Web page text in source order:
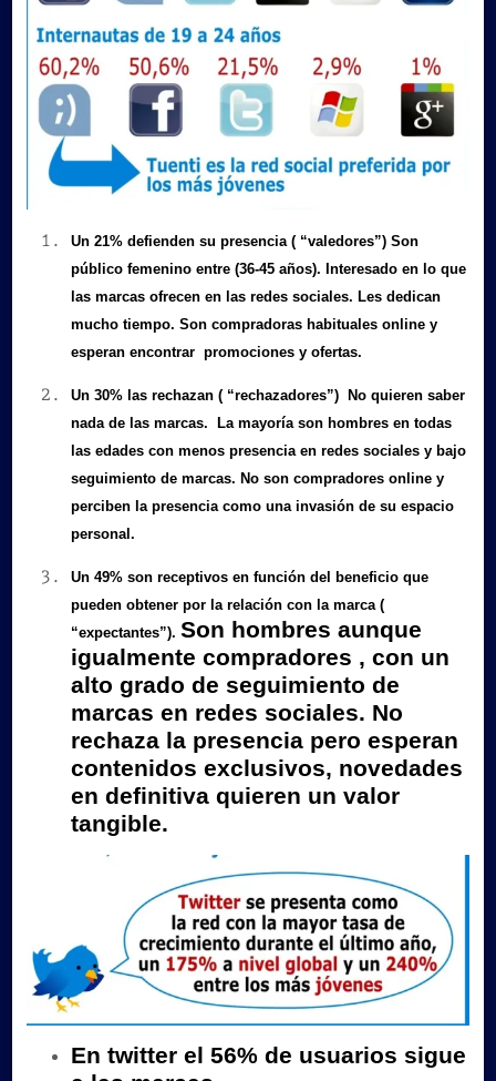
Un 21% defienden su presencia( “valedores”) Son
público femenino entre (36-45 años). Interesado en lo que
las marcas ofrecen en las redes sociales. Les dedican
mucho tiempo. Son compradoras habituales online y
esperan encontrar promociones y ofertas.
Un 30% las rechazan( “rechazadores”)
No quieren saber
nada de las marcas. La mayoría son hombres en todas
las edades con menos presencia en redes sociales y bajo
seguimiento de marcas. No son compradores online y
perciben la presencia como una invasión de su espacio
personal.
Un 49% son receptivos en función del beneficio que
pueden obtener por la relación con la marca(
“expectantes”). Son hombres aunque
igualmente compradores , con un
alto grado de seguimiento de
marcas en redes sociales. No
rechaza la presencia pero esperan
contenidos exclusivos, novedades
en definitiva quieren un valor
tangible.
En twitter el 56% de usuarios sigue